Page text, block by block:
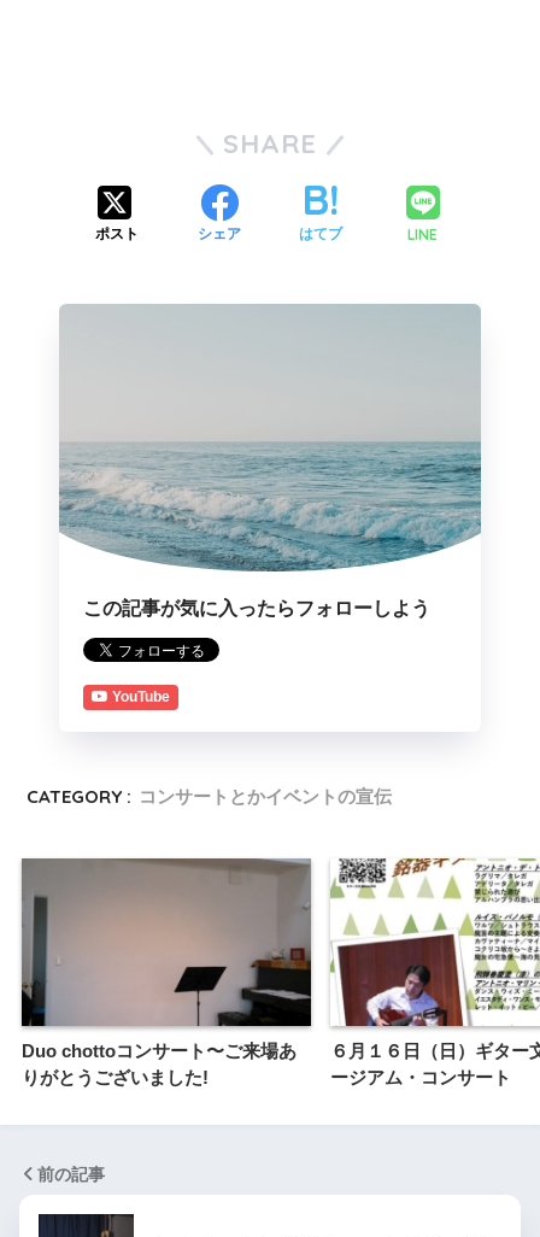
SHARE
ポスト シェア はてブ LINE
この記事が気に入ったらフォローしよう
YouTube
CATEGORY : コンサートとかイベントの宣伝
Duo chottoコンサート〜ご来場あ
りがとうございました!
６月１６日（日）ギター
ージアム・コンサート
前の記事